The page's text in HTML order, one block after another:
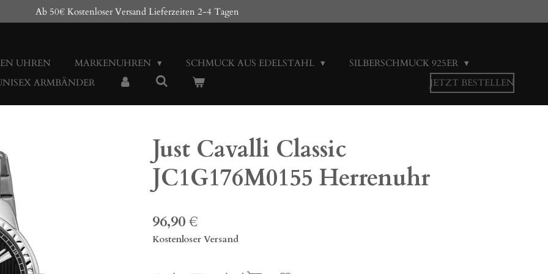
Ab 50€ Kostenloser Versand Lieferzeiten 2-4 Tagen
UHREN MARKENUHREN SCHMUCK AUS EDELSTAHL
SILBERSCHMUCK 925ER
ARMBÄNDER JETZT BESTELLEN
Just Cavalli Classic
JC1G176M0155 Herrenuhr
96,90 €
Kostenloser Versand